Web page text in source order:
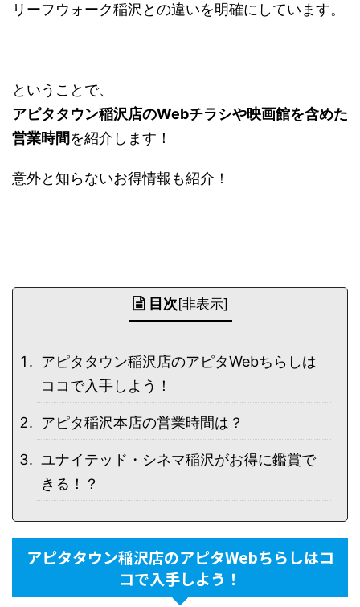
リーフウォーク稲沢との違いを明確にしています。
ということで、
アピタタウン稲沢店のWebチラシや映画館を含めた
営業時間を紹介します！
意外と知らないお得情報も紹介！
目次[非表示]
アピタタウン稲沢店のアピタWebちらしは
ココで入手しよう！
アピタ稲沢本店の営業時間は？
ユナイテッド・シネマ稲沢がお得に鑑賞で
きる！？
アピタタウン稲沢店のアピタWebちらしはコ
コで入手しよう！